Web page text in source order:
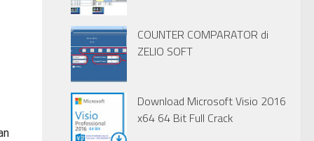
COUNTER COMPARATOR di
ZELIO SOFT
Download Microsoft Visio 2016
x64 64 Bit Full Crack